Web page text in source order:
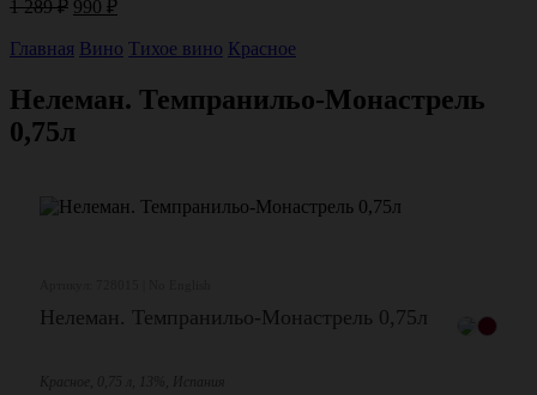
1 289₽
составляла
289 ₽.
990 ₽
990 ₽.
Главная Вино Тихое вино Красное
Нелеман. Темпранильо-Монастрель
0,75л
Нелеман. Темпранильо-Монастрель 0,75л